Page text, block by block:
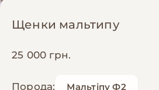
Щенки мальтипу
25 000 грн.
Порода: Мальтіпу Ф2